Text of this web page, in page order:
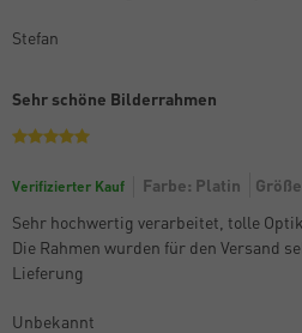
Stefan
Sehr schöne Bilderrahmen
Verifizierter Kauf Farbe: Platin
Sehr hochwertig verarbeitet, tolle Optik.
Die Rahmen wurden für den Versand
Lieferung
Unbekannt